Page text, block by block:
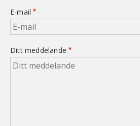
E-mail
Ditt meddelande